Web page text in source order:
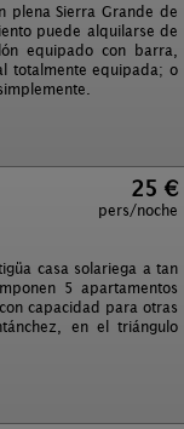
plena Sierra Grande de
puede alquilarse de
equipado con barra,
totalmente equipada; o
25 €
pers/noche
casa solariega a tan
5 apartamentos
capacidad para otras
en el triángulo